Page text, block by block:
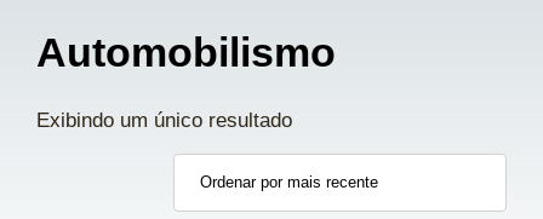
Automobilismo
Exibindo um único resultado